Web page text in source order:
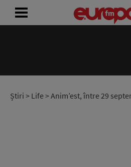
Știri > Life> Anim’est, între 29
RADIO